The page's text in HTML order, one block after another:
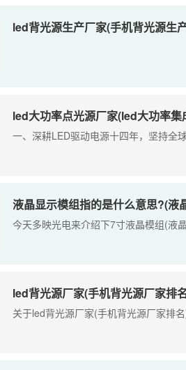
led背光源生产厂家(手机背光源生
led大功率点光源厂家(led大功率集
一、深耕LED驱动电源十四年，坚持全
液晶显示模组指的是什么意思?(液
今天多映光电来介绍下7寸液晶模组(液
led背光源厂家(手机背光源厂家排
关于led背光源厂家(手机背光源厂家排